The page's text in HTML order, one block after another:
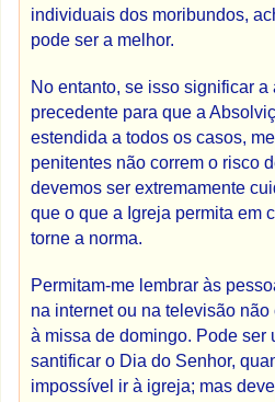
individuais dos moribundos,
pode ser a melhor.
No entanto, se isso significar a
precedente para que a
estendida a todos os casos,
penitentes não correm o risco
devemos ser extremamente
que o que a Igreja permita em
torne a norma.
Permitam-me lembrar às
na internet ou na televisão
à missa de domingo. Pode ser
santificar o Dia do Senhor,
impossível ir à igreja; mas